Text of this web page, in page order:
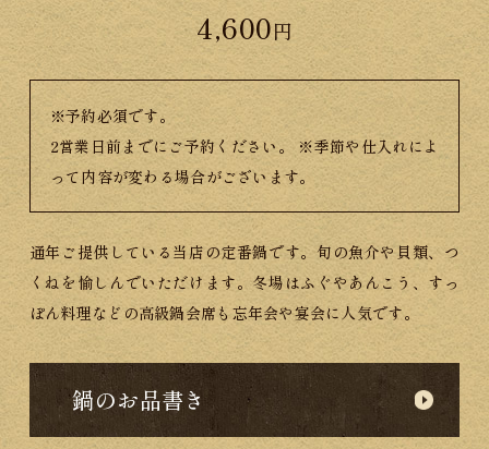
4,600円
※予約必須です。
2営業日前までにご予約ください。 ※季節や仕入れによ
って内容が変わる場合がございます。
通年ご提供している当店の定番鍋です。旬の魚介や貝類、つ
くねを愉しんでいただけます。冬場はふぐやあんこう、すっ
ぽん料理などの高級鍋会席も忘年会や宴会に人気です。
鍋のお品書き